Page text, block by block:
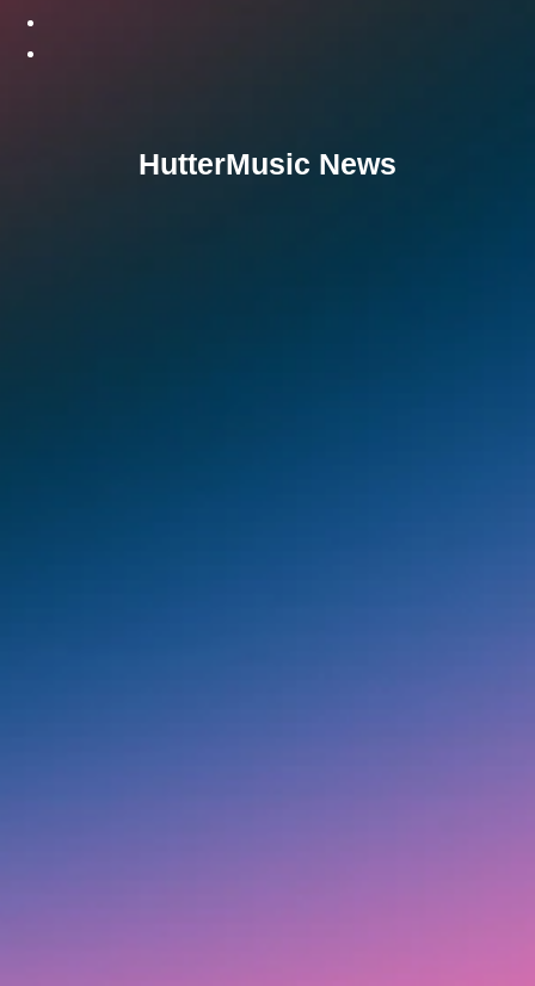
HutterMusic News